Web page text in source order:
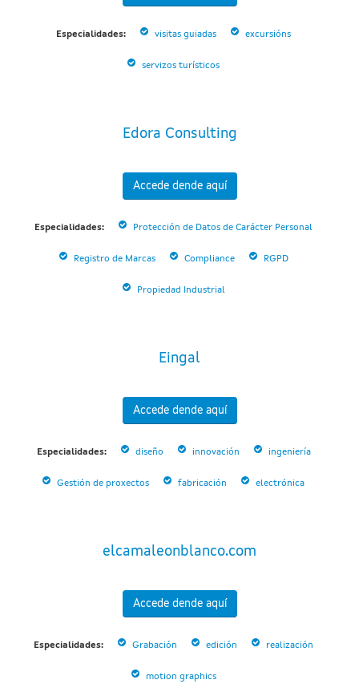
Especialidades: visitas guiadas excursións
servizos turísticos
Edora Consulting
Accede dende aquí
Especialidades: Protección de Datos de Carácter Personal
Registro de Marcas Compliance RGPD
Propiedad Industrial
Eingal
Accede dende aquí
Especialidades: diseño innovación ingeniería
Gestión de proxectos fabricación electrónica
elcamaleonblanco.com
Accede dende aquí
Especialidades: Grabación edición realización
motion graphics